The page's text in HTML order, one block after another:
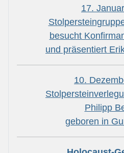
17.
besucht
und präsentiert
10.
Philipp
geboren in